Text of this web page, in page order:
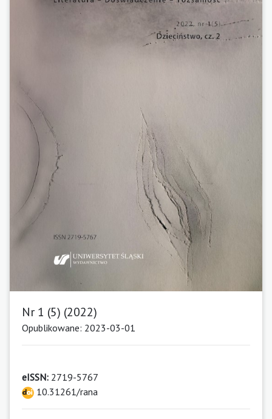
Nr 1 (5) (2022)
Opublikowane: 2023-03-01
eISSN: 2719-5767
10.31261/rana